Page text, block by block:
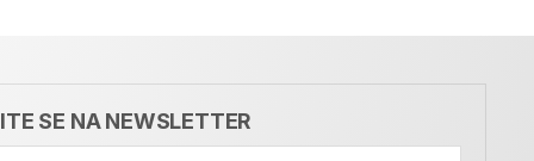
SE NA NEWSLETTER